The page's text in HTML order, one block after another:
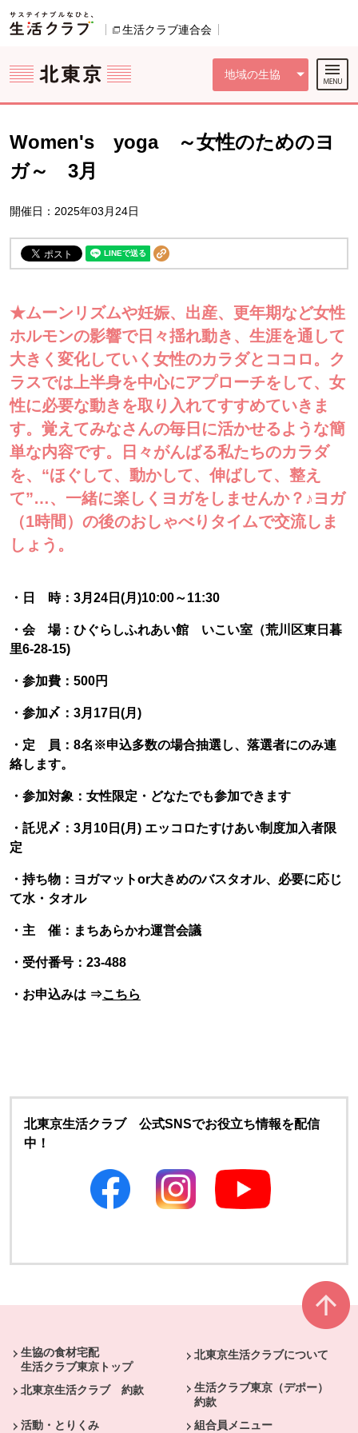
ページの先頭です。
生活クラブ連合会
地域の生協
ここからサイト内共通メニューです。
サイト内共通メニューをスキップする
サイト内共通メニューここまで。
Women's yoga ～女性のためのヨ
ガ～ 3月
開催日：2025年03月24日
★ムーンリズムや妊娠、出産、更年期など女性
ホルモンの影響で日々揺れ動き、生涯を通して
大きく変化していく女性のカラダとココロ。ク
ラスでは上半身を中心にアプローチをして、女
性に必要な動きを取り入れてすすめていきま
す。覚えてみなさんの毎日に活かせるような簡
単な内容です。日々がんばる私たちのカラダ
を、“ほぐして、動かして、伸ばして、整え
て”…、一緒に楽しくヨガをしませんか？♪ヨガ
（1時間）の後のおしゃべりタイムで交流しま
しょう。
・日 時：3月24日(月)10:00～11:30
・会 場：ひぐらしふれあい館 いこい室（荒川区東日暮
里6-28-15)
・参加費：500円
・参加〆：3月17日(月 )
・定 員：8名※申込多数の場合抽選し、落選者にのみ連
絡します。
・参加対象：女性限定・どなたでも参加できます
・託児〆：3月10日(月 ) エッコロたすけあい制度加入者限
定
・持ち物：ヨガマットor大きめのバスタオル、必要に応じ
て水・タオル
・主 催：まちあらかわ運営会議
・受付番号：23-488
・お申込みは ⇒こちら
北東京生活クラブ 公式SNSでお役立ち情報を配信
中！
生協の食材宅配
生活クラブ東京トップ
北東京生活クラブについて
北東京生活クラブ 約款
生活クラブ東京（デポー）
約款
活動・とりくみ
組合員メニュー